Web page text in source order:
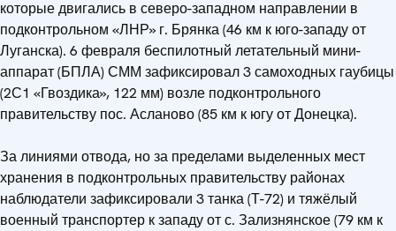
которые двигались в северо-западном направлении в
подконтрольном «ЛНР» г. Брянка (46 км к юго-западу от
Луганска). 6 февраля беспилотный летательный мини-
аппарат (БПЛА) СММ зафиксировал 3 самоходных гаубицы
(2С1 «Гвоздика», 122 мм) возле подконтрольного
правительству пос. Асланово (85 км к югу от Донецка).
За линиями отвода, но за пределами выделенных мест
хранения в подконтрольных правительству районах
наблюдатели зафиксировали 3 танка (Т-72) и тяжёлый
военный транспортер к западу от с. Зализнянское (79 км к